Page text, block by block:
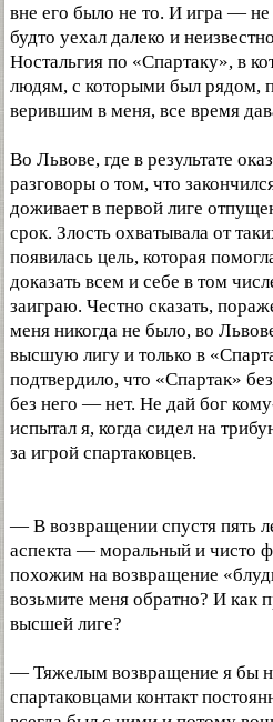
вне его было не то. И игра — не
будто уехал далеко и
Ностальгия по «Спартаку», в
людям, с которыми был рядом,
верившим в меня, все время
Во Львове, где в результате
разговоры о том, что
доживает в первой лиге
срок. Злость охватывала от
появилась цель, которая
доказать всем и себе в том
заиграю. Честно сказать,
меня никогда не было, во
высшую лигу и только в
подтвердило, что «Спартак»
без него — нет. Не дай бог
испытал я, когда сидел на
за игрой спартаковцев.
— В возвращении спустя пять
аспекта — моральный и чисто
похожим на возвращение
возьмите меня обратно? И как
высшей лиге?
— Тяжелым возвращение я бы
спартаковцами контакт